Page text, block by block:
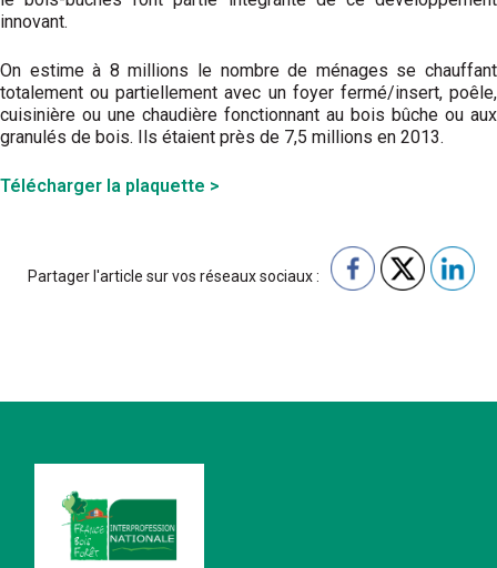
innovant.
On estime à 8 millions le nombre de ménages se chauffant
totalement ou partiellement avec un foyer fermé/insert, poêle,
cuisinière ou une chaudière fonctionnant au bois bûche ou aux
granulés de bois. Ils étaient près de 7,5 millions en 2013.
Télécharger la plaquette >
Partager l'article sur vos réseaux sociaux :